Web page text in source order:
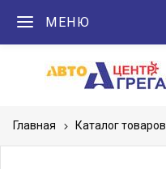
МЕНЮ
Главная Каталог товаров